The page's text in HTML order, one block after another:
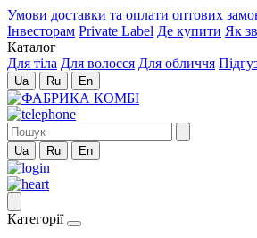
Умови доставки та оплати оптових
Інвесторам Private Label Де купити Як
Каталог
Для тіла Для волосся Для обличчя
Ua Ru En
Ua Ru En
Категорії